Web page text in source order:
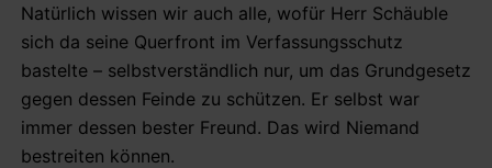
Natürlich wissen wir auch alle, wofür Herr Schäuble
sich da seine Querfront im Verfassungsschutz
bastelte – selbstverständlich nur, um das Grundgesetz
gegen dessen Feinde zu schützen. Er selbst war
immer dessen bester Freund. Das wird Niemand
bestreiten können.